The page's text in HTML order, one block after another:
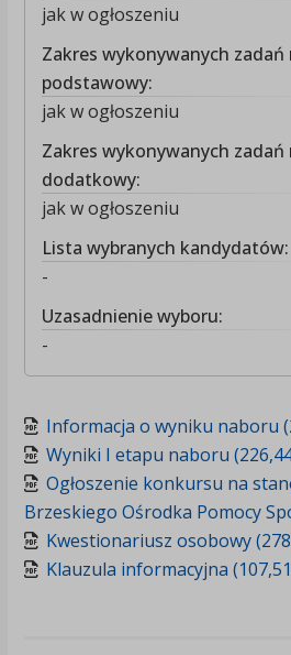
jak w ogłoszeniu
Zakres wykonywanych
podstawowy:
jak w ogłoszeniu
Zakres wykonywanych
dodatkowy:
jak w ogłoszeniu
Lista wybranych kandydatów:
-
Uzasadnienie wyboru:
-
Informacja o wyniku naboru
Wyniki I etapu naboru
Ogłoszenie konkursu na
Brzeskiego Ośrodka Pomocy
Kwestionariusz osobowy
Klauzula informacyjna